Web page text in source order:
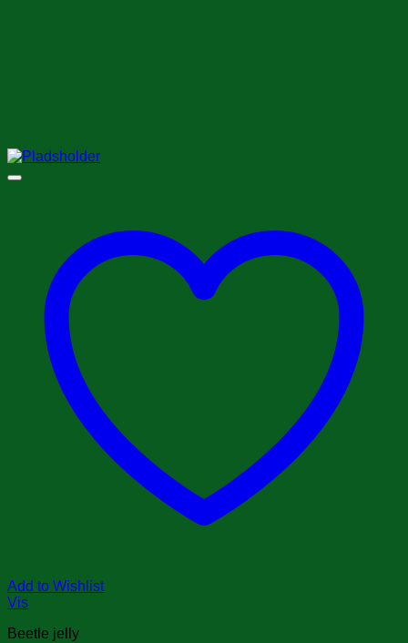
Add to Wishlist
Vis
Beetle jelly